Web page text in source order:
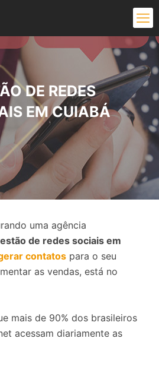
DE REDES
EM CUIABÁ
uma agência
de redes sociais em
contatos para o seu
as vendas, está no
mais de 90% dos brasileiros
acessam diariamente as